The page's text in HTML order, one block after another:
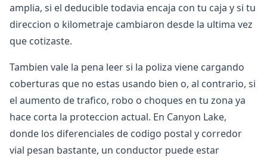
amplia, si el deducible todavia encaja con tu caja y si tu
direccion o kilometraje cambiaron desde la ultima vez
que cotizaste.
Tambien vale la pena leer si la poliza viene cargando
coberturas que no estas usando bien o, al contrario, si
el aumento de trafico, robo o choques en tu zona ya
hace corta la proteccion actual. En Canyon Lake,
donde los diferenciales de codigo postal y corredor
vial pesan bastante, un conductor puede estar